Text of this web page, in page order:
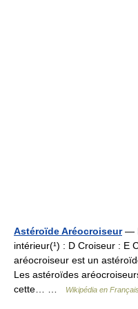
Astéroïde Aréocroiseur—
intérieur(¹) : D Croiseur : E
aréocroiseur est un
Les astéroïdes
cette… …
Wikipédia en